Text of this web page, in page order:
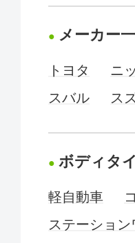
メーカー
トヨタ ニ
スバル
ス
ボディタ
軽自動車
ステーション